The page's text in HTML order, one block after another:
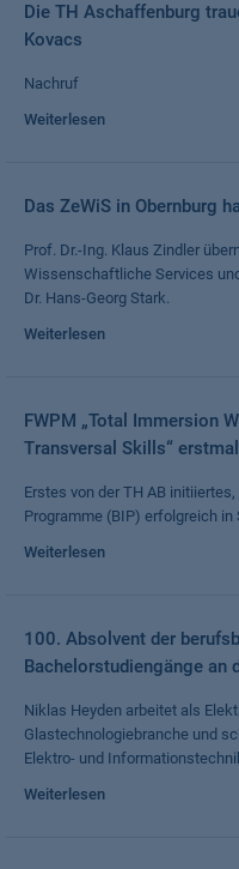
Die TH Aschaffenburg
Kovacs
Nachruf
Weiterlesen
Das ZeWiS in Obernburg
Prof. Dr.-Ing. Klaus Zindler
Wissenschaftliche Services
Dr. Hans-Georg Stark.
Weiterlesen
FWPM „Total Immersion
Transversal Skills“
Erstes von der TH AB
Programme (BIP) erfolgreich
Weiterlesen
100. Absolvent der
Bachelorstudiengänge an
Niklas Heyden arbeitet als
Glastechnologiebranche und
Elektro- und
Weiterlesen